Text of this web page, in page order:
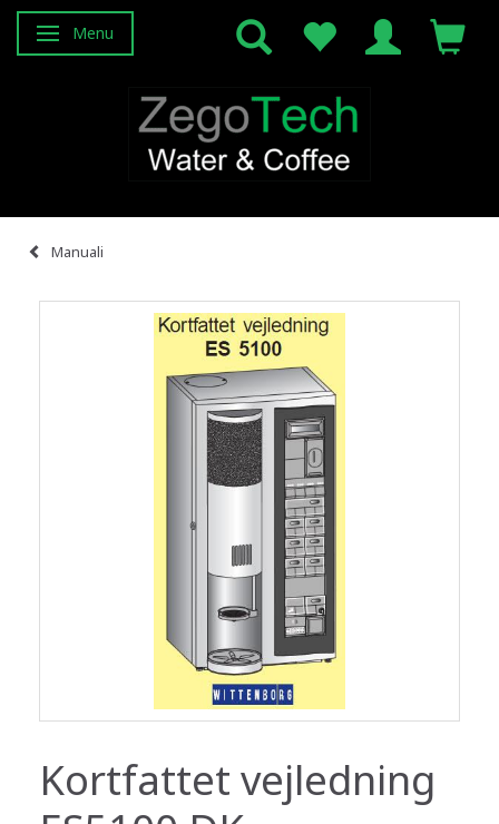
Attiva/disattiva navigazione
Menu
Manuali
Kortfattet vejledning